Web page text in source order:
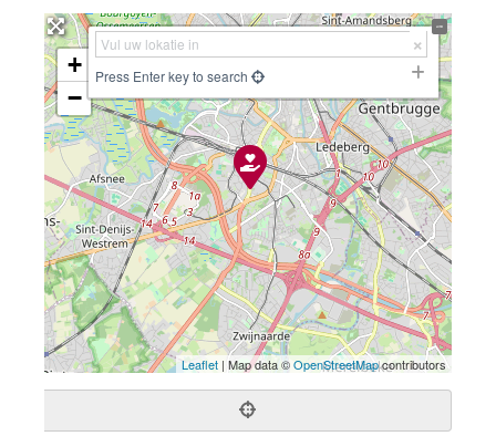
+
−
Press Enter key to search
Leaflet | Map data ©OpenStreetMapcontributors